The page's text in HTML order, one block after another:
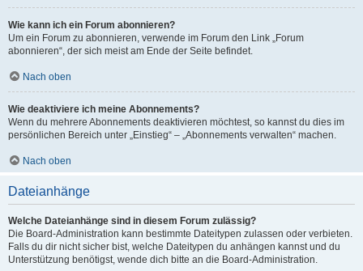
Wie kann ich ein Forum abonnieren?
Um ein Forum zu abonnieren, verwende im Forum den Link „Forum
abonnieren“, der sich meist am Ende der Seite befindet.
Nach oben
Wie deaktiviere ich meine Abonnements?
Wenn du mehrere Abonnements deaktivieren möchtest, so kannst du dies im
persönlichen Bereich unter „Einstieg“ – „Abonnements verwalten“ machen.
Nach oben
Dateianhänge
Welche Dateianhänge sind in diesem Forum zulässig?
Die Board-Administration kann bestimmte Dateitypen zulassen oder verbieten.
Falls du dir nicht sicher bist, welche Dateitypen du anhängen kannst und du
Unterstützung benötigst, wende dich bitte an die Board-Administration.